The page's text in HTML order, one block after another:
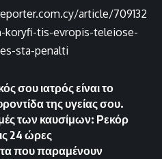
article/709132
koryfi-tis-evropis-teleiose-
sta-penalti
σου ιατρός είναι το
της υγείας σου.
των καυσίμων: Ρεκόρ
24 ώρες
που παραμένουν